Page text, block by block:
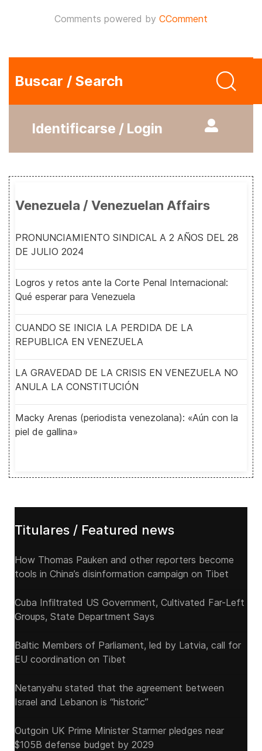
Comments powered by CComment
Buscar / Search
Identificarse / Login
Venezuela / Venezuelan Affairs
PRONUNCIAMIENTO SINDICAL A 2 AÑOS DEL 28
DE JULIO 2024
Logros y retos ante la Corte Penal Internacional:
Qué esperar para Venezuela
CUANDO SE INICIA LA PERDIDA DE LA
REPUBLICA EN VENEZUELA
LA GRAVEDAD DE LA CRISIS EN VENEZUELA NO
ANULA LA CONSTITUCIÓN
Macky Arenas (periodista venezolana): «Aún con la
piel de gallina»
Titulares / Featured news
How Thomas Pauken and other reporters become
tools in China’s disinformation campaign on Tibet
Cuba Infiltrated US Government, Cultivated Far-Left
Groups, State Department Says
Baltic Members of Parliament, led by Latvia, call for
EU coordination on Tibet
Netanyahu stated that the agreement between
Israel and Lebanon is “historic”
Outgoin UK Prime Minister Starmer pledges near
$105B defense budget by 2029